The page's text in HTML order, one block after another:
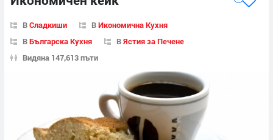
ВСладкиши ВИкономична Кухня
ВБългарска Кухня ВЯстия за Печене
Видяна 147,613 пъти